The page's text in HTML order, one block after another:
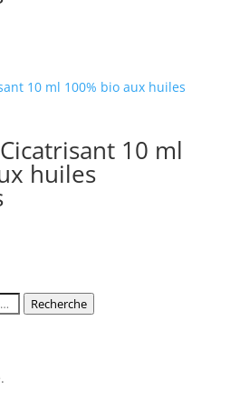
10 ml
huiles
Recherche